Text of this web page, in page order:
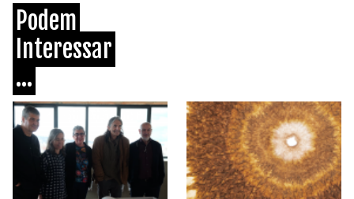
Podem
Interessar
...